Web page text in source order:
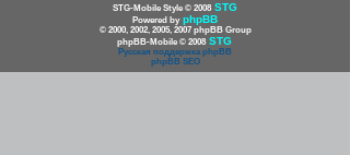
STG-Mobile Style © 2008 STG
Powered by phpBB
© 2000, 2002, 2005, 2007 phpBB Group
phpBB-Mobile © 2008 STG
Русская поддержка phpBB
phpBB SEO